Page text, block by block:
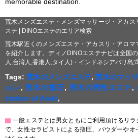
荒木メンズエステ・メンズマッサージ・アカ
ステ | DINOエステのエリア検索
荒木駅近くのメンズエステ・アカスリ・アロ
を紹介します。ディノDINOエステナビは全国
人,台湾人,香港人,タイ人)・インドネシアバリ島
Tags:荒木のメンズエステ,荒木のマッ
ョン,荒木の指圧, 荒木の男性エステ,
station of Araki,
▇ 一般エステとは男女ともにご利用頂けるリ
で、女性セラピストによる指圧、パウダーや